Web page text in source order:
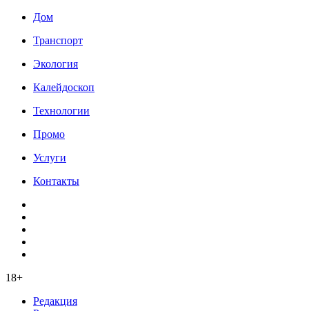
Дом
Транспорт
Экология
Калейдоскоп
Технологии
Промо
Услуги
Контакты
18+
Редакция